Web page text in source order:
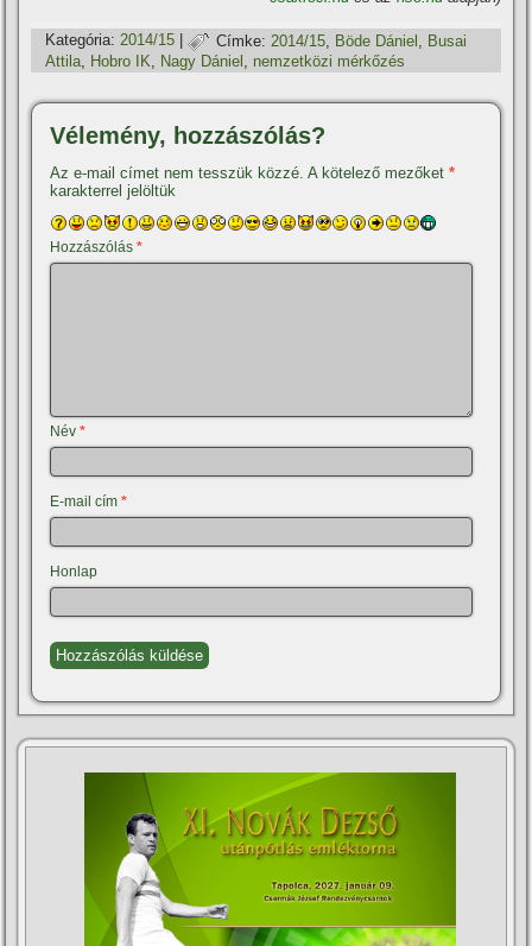
Kategória: 2014/15 | Címke: 2014/15 Böde Dániel
Busai
Attila, Hobro IK, Nagy Dániel , nemzetközi mérkőzés
Vélemény, hozzászólás?
Az e-mail címet nem tesszük közzé. A kötelező mezőket*
karakterrel jelöltük
Hozzászólás*
Név*
E-mail cím*
Honlap